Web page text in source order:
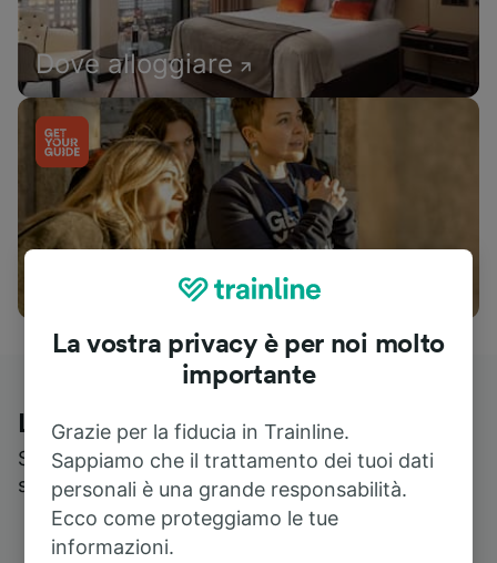
Dove alloggiare
Cosa vedere
Le recensioni dei nostri viaggiatori
Scopri cosa pensa realmente chi utilizza i nostri
servizi
La vostra privacy è per noi molto
importante
Grazie per la fiducia in Trainline.
Sappiamo che il trattamento dei tuoi dati
personali è una grande responsabilità.
Ecco come proteggiamo le tue
informazioni.